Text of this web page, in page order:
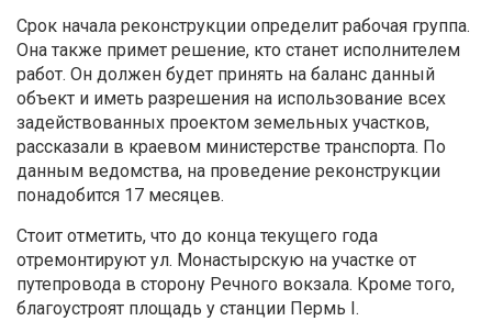
Срок начала реконструкции определит рабочая группа.
Она также примет решение, кто станет исполнителем
работ. Он должен будет принять на баланс данный
объект и иметь разрешения на использование всех
задействованных проектом земельных участков,
рассказали в краевом министерстве транспорта. По
данным ведомства, на проведение реконструкции
понадобится 17 месяцев.
Стоит отметить, что до конца текущего года
отремонтируют ул. Монастырскую на участке от
путепровода в сторону Речного вокзала. Кроме того,
благоустроят площадь у станции Пермь I.